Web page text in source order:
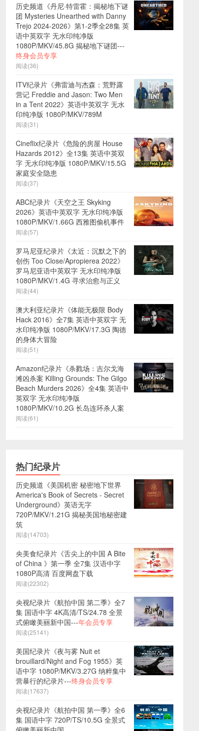
历史频道《丹尼·特雷霍：揭秘地下谜
团 Mysteries Unearthed with Danny
Trejo 2024-2026》第1-2季全28集 英
语中英双字 无水印纯净版
1080P/MKV/45.8G 揭秘地下谜团---
终身会员专享
阅读(36)
ITV纪录片《弗雷迪与杰森：荒野露
营记 Freddie and Jason: Two Men
in a Tent 2022》英语中英双字 无水
印纯净版 1080P/MKV/789M
阅读(31)
Cineflix纪录片《危险的房屋 House
Hazards 2012》全13集 英语中英双
字 无水印纯净版 1080P/MKV/15.5G
家庭安全隐患
阅读(37)
ABC纪录片《天空之王 Skyking
2026》英语中英双字 无水印纯净版
1080P/MKV/1.66G 西雅图偷机事件
阅读(57)
罗马尼亚纪录片《太近：沉默之下的
创伤 Too Close/Apropierea 2022》
罗马尼亚语中英双字 无水印纯净版
1080P/MKV/1.4G 寻求治愈与正义
阅读(44)
澳大利亚纪录片《体能无极限 Body
Hack 2016》全7集 英语中英双字 无
水印纯净版 1080P/MKV/17.3G 陶德
的身体大冒险
阅读(51)
Amazon纪录片《杀戮场：吉尔戈海
滩凶杀案 Killing Grounds: The Gilgo
Beach Murders 2026》全4集 英语中
英双字 无水印纯净版
1080P/MKV/10.2G 长岛连环杀人案
阅读(61)
热门纪录片
历史频道《美国机密 秘密地下世界
America's Book of Secrets - Secret
Underground》英语无字
720P/MKV/1.21G 揭秘美国地秘密建
筑
阅读(14703)
央美食纪录片《舌尖上的中国 A Bite
of China 》第一季 全7集 汉语中字
1080P高清 百度网盘下载
阅读(22302)
央视纪录片《航拍中国 第二季》全7
集 国语中字 4K高清/TS/24.78 全景
式俯瞰美丽新中国---年会员专享
阅读(25141)
美国纪录片《夜与雾 Nuit et
brouillard/Night and Fog 1955》英
语中字 1080P/MKV/3.27G 纳粹集中
营暴行的纪录片---终身会员专享
阅读(17637)
央视纪录片《航拍中国 第一季》全6
集 国语中字 720P/TS/10.5G 全景式